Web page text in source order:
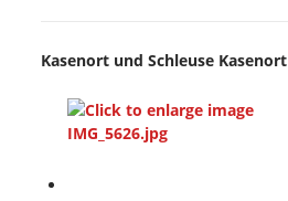
Kasenort und Schleuse Kasenort